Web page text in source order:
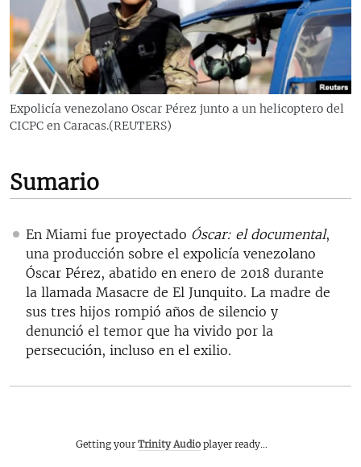
RADIO MARTÍ
ESPECIALES
ESPECIALES
LA REALIDAD DE LA VIVIENDA EN CUBA
SER VIEJO EN CUBA
LOS SANTOS DE HIALEAH
LA INVASIÓN DE RUSIA A UCRANIA
MULTIMEDIA
EDITORIALES
Expolicía venezolano Oscar Pérez junto a un helicoptero del
CICPC en Caracas.(REUTERS)
Sumario
En Miami fue proyectado Óscar: el documental,
una producción sobre el expolicía venezolano
Óscar Pérez, abatido en enero de 2018 durante
la llamada Masacre de El Junquito. La madre de
sus tres hijos rompió años de silencio y
denunció el temor que ha vivido por la
persecución, incluso en el exilio.
Getting yourTrinity Audio player ready...